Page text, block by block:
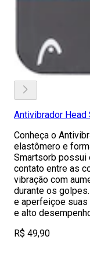
Antivibrador Head
Conheça o
elastômero e
Smartsorb possui
contato entre as
vibração com
durante os
e aperfeiçoe
e alto
R$ 49,90